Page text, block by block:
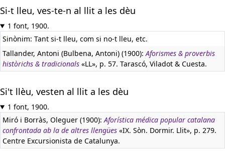
Si-t lleu, ves-te-n al llit a les dèu
1 font, 1900.
Sinònim: Tant si-t lleu, com si no-t lleu, etc.
Tallander, Antoni (Bulbena, Antoni) (1900):Aforismes & proverbis
històrichs & tradicionals «LL», p. 57. Tarascó, Viladot & Cuesta.
Si't llèu, vesten al llit a les dèu
1 font, 1900.
Miró i Borràs, Oleguer (1900):Aforística médica popular catalana
confrontada ab la de altres llengües «IX. Sòn. Dormir. Llit», p. 279.
Centre Excursionista de Catalunya.